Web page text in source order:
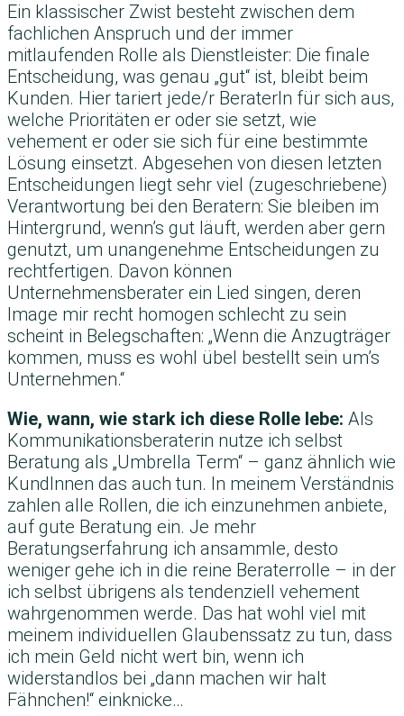
Ein klassischer Zwist besteht zwischen dem
fachlichen Anspruch und der immer
mitlaufenden Rolle als Dienstleister: Die finale
Entscheidung, was genau „gut“ ist, bleibt beim
Kunden. Hier tariert jede/r BeraterIn für sich aus,
welche Prioritäten er oder sie setzt, wie
vehement er oder sie sich für eine bestimmte
Lösung einsetzt. Abgesehen von diesen letzten
Entscheidungen liegt sehr viel (zugeschriebene)
Verantwortung bei den Beratern: Sie bleiben im
Hintergrund, wenn’s gut läuft, werden aber gern
genutzt, um unangenehme Entscheidungen zu
rechtfertigen. Davon können
Unternehmensberater ein Lied singen, deren
Image mir recht homogen schlecht zu sein
scheint in Belegschaften: „Wenn die Anzugträger
kommen, muss es wohl übel bestellt sein um’s
Unternehmen.“
Wie, wann, wie stark ich diese Rolle lebe: Als
Kommunikationsberaterin nutze ich selbst
Beratung als „Umbrella Term“ – ganz ähnlich wie
KundInnen das auch tun. In meinem Verständnis
zahlen alle Rollen, die ich einzunehmen anbiete,
auf gute Beratung ein. Je mehr
Beratungserfahrung ich ansammle, desto
weniger gehe ich in die reine Beraterrolle – in der
ich selbst übrigens als tendenziell vehement
wahrgenommen werde. Das hat wohl viel mit
meinem individuellen Glaubenssatz zu tun, dass
ich mein Geld nicht wert bin, wenn ich
widerstandlos bei „dann machen wir halt
Fähnchen!“ einknicke…